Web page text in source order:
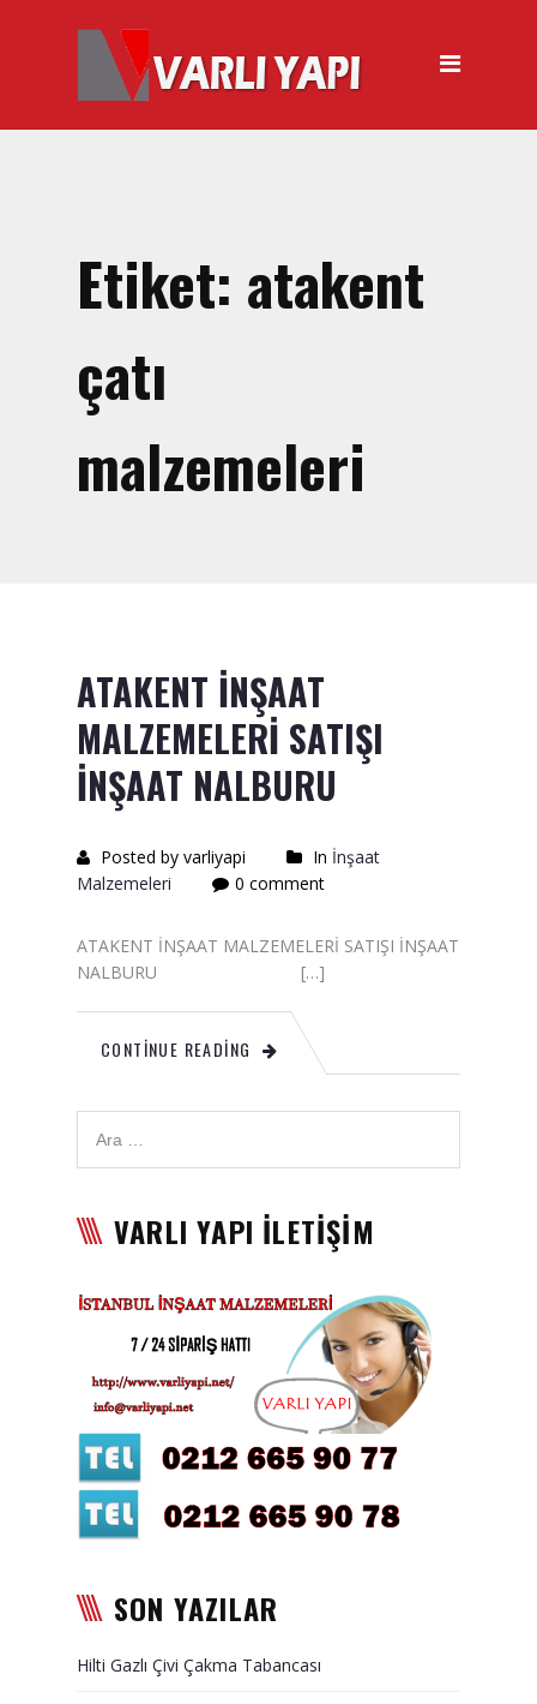
ANASAYFA
HAKKIMIZDA
Tabancası
El Arabası Satışı – Toptan,
Perakende Satış
İnşaat Küreği
Alçıpan Vidası Satışı
Kazma Satışı – Toptan,
Perakende Satış Firması
Betokontak Astar
Alçı Yapıştırma Malzemesi
Satışı
Kaba İnşaat Malzemeleri
Satışı
Asma Tavan Malzemesi
Asma Tavan Karolam
Malzeme Satışı
Alçıpan malzemesi satışı
Sandviç Panel Malzemesi
Satışı
Asma Tavan Malzemesi
Kaplama
Etiket: atakent
çatı
malzemeleri
ATAKENT İNŞAAT
MALZEMELERİ SATIŞI
İNŞAAT NALBURU
Posted by varliyapi In İnşaat
Malzemeleri
0 comment
ATAKENT İNŞAAT MALZEMELERİ SATIŞI İNŞAAT
NALBURU […]
CONTINUE READING
VARLI YAPI İLETİŞİM
SON YAZILAR
Hilti Gazlı Çivi Çakma Tabancası